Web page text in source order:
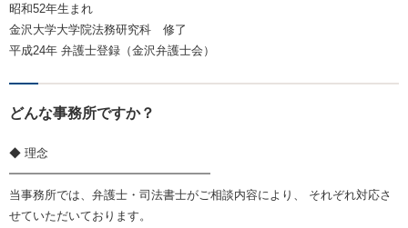
昭和52年生まれ
金沢大学大学院法務研究科 修了
平成24年 弁護士登録（金沢弁護士会）
どんな事務所ですか？
◆ 理念
━━━━━━━━━━━━━━━━━
当事務所では、弁護士・司法書士がご相談内容により、 それぞれ対応さ
せていただいております。